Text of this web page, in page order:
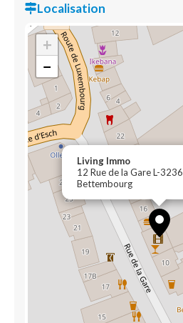
Localisation
Living Immo
12 Rue de la Gare L-3236
Bettembourg
+
−